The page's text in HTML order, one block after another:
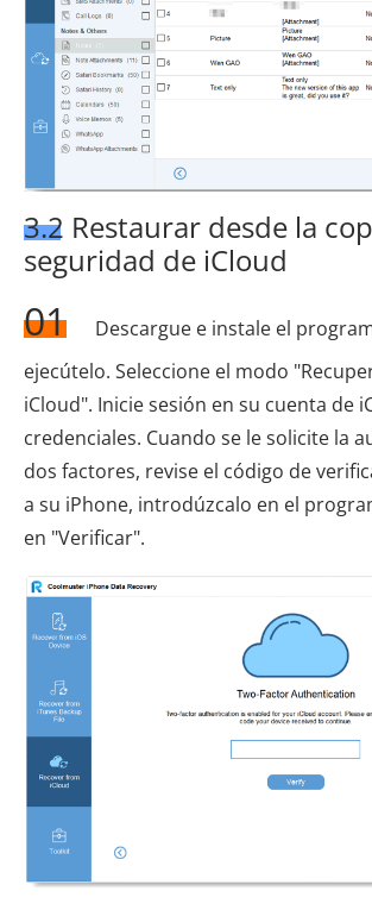
3.2 Restaurar desde la
seguridad de iCloud
01
Descargue e instale el
ejecútelo. Seleccione el modo
iCloud". Inicie sesión en su cuenta de
credenciales. Cuando se le solicite la
dos factores, revise el código de
a su iPhone, introdúzcalo en el
en "Verificar".